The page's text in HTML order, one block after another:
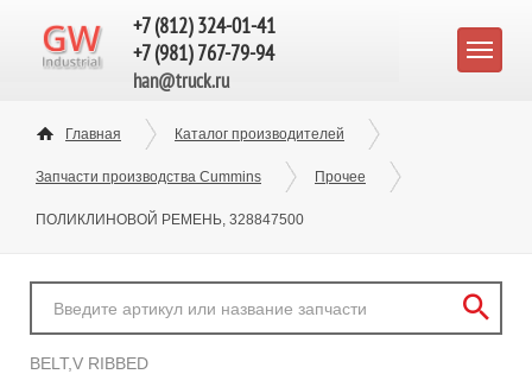
+7 (812) 324-01-41
+7 (981) 767-79-94
han@truck.ru
Главная Каталог производителей
Запчасти производства Cummins Прочее
ПОЛИКЛИНОВОЙ РЕМЕНЬ, 328847500
BELT,V RIBBED